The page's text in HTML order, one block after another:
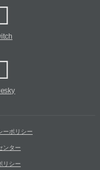
ーポリシー
ンター
リシー